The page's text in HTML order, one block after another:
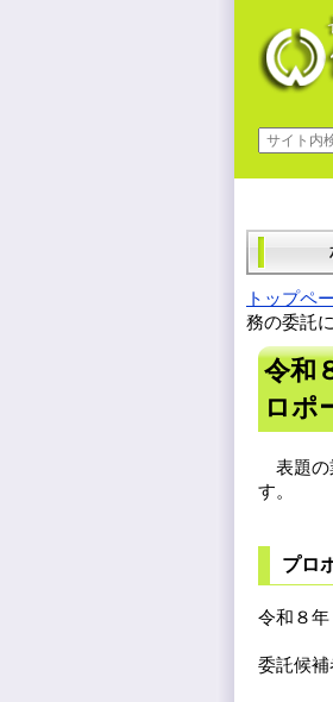
トップペ
務の委託
令和
ロポ
表題の
す。
プロ
令和８
委託候